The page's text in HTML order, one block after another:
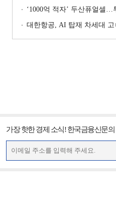
‘1000억 적자’ 두산퓨얼셀…투
대한항공, AI 탑재 차세대
가장 핫한 경제 소식! 한국금융신문의